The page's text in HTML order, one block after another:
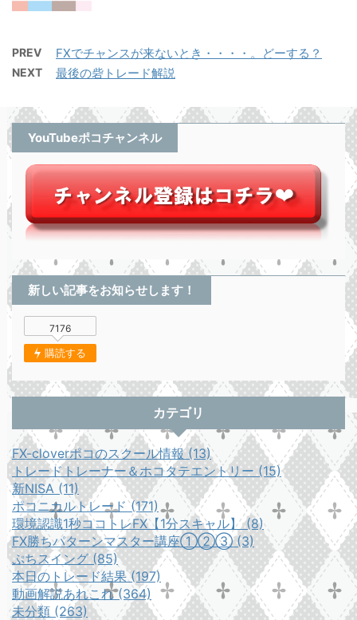
PREV FXでチャンスが来ないとき・・・・。どーする？
NEXT 最後の砦トレード解説
YouTubeポコチャンネル
新しい記事をお知らせします！
7176
購読する
カテゴリ
FX-cloverポコのスクール情報 (13)
トレードトレーナー＆ホコタテエントリー (15)
新NISA (11)
ポコニカルトレード (171)
環境認識1秒ココトレFX【1分スキャル】 (8)
FX勝ちパターンマスター講座①②③ (3)
ぷちスイング (85)
本日のトレード結果 (197)
動画解説あれこれ (364)
未分類 (263)